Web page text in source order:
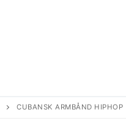
CUBANSK ARMBÅND HIPHOP